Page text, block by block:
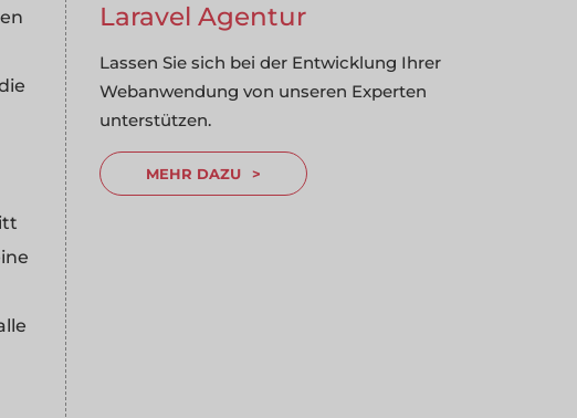
Laravel Agentur
Lassen Sie sich bei der Entwicklung Ihrer
Webanwendung von unseren Experten
unterstützen.
MEHR DAZU